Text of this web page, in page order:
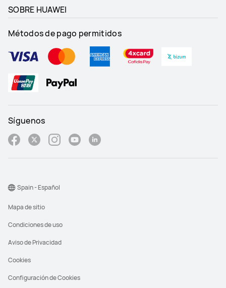
SOBRE HUAWEI
Métodos de pago permitidos
Síguenos
Mapa de sitio
Condiciones de uso
Aviso de Privacidad
Cookies
Configuración de Cookies
Spain - Español